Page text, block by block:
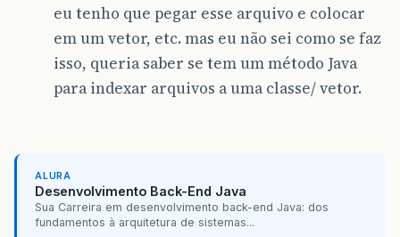
eu tenho que pegar esse arquivo e colocar
em um vetor, etc. mas eu não sei como se faz
isso, queria saber se tem um método Java
para indexar arquivos a uma classe/ vetor.
ALURA
Desenvolvimento Back-End Java
Sua Carreira em desenvolvimento back-end Java: dos
fundamentos à arquitetura de sistemas...